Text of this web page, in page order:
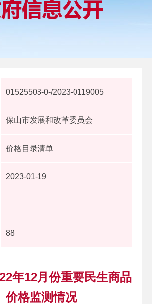
01525503-0-/2023-0119005
保山市发展和改革委员会
价格目录清单
2023-01-19
88
年12月份重要民生商品
价格监测情况